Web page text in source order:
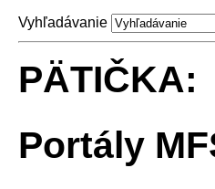
Vyhľadávanie
PÄTIČKA:
Portály